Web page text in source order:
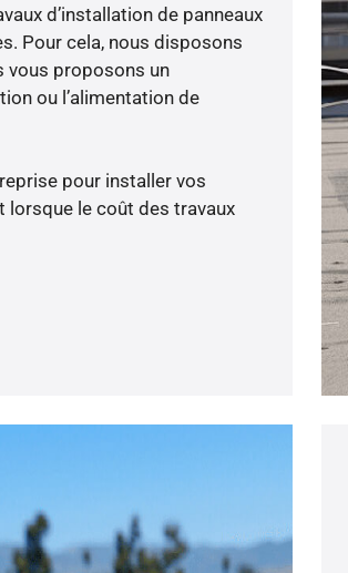
d’installation de panneaux
Pour cela, nous disposons
vous proposons un
ou l’alimentation de
pour installer vos
lorsque le coût des travaux